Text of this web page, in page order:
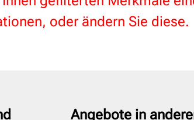
oder ändern Sie diese.
Angebote in